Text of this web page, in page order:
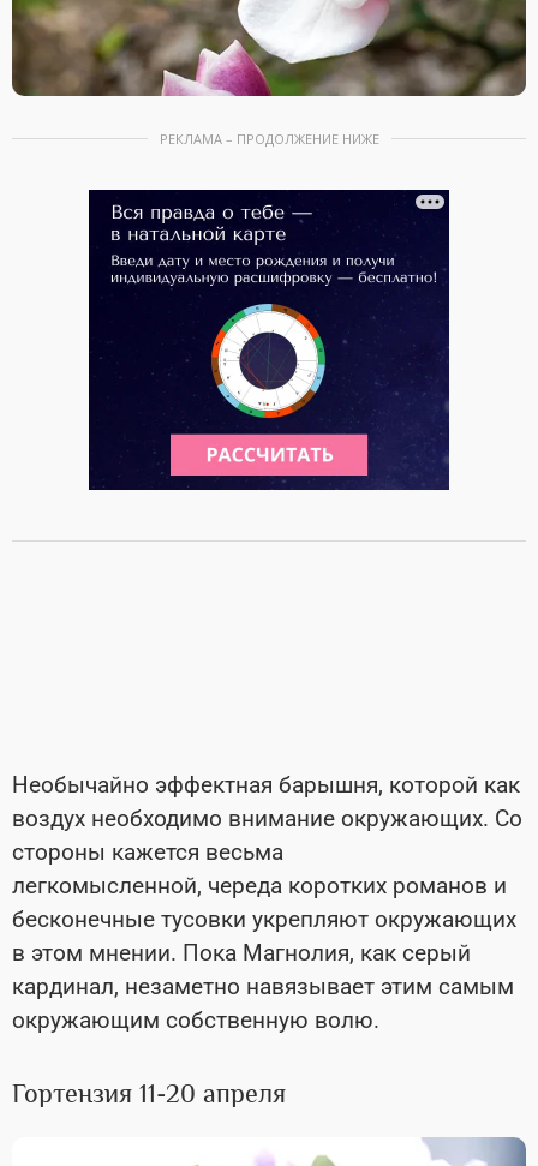
РЕКЛАМА – ПРОДОЛЖЕНИЕ НИЖЕ
Необычайно эффектная барышня, которой как
воздух необходимо внимание окружающих. Со
стороны кажется весьма
легкомысленной, череда коротких романов и
бесконечные тусовки укрепляют окружающих
в этом мнении. Пока Магнолия, как серый
кардинал, незаметно навязывает этим самым
окружающим собственную волю.
Гортензия 11-20 апреля